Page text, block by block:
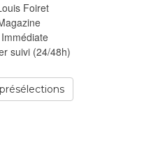
Foiret
Immédiate
suivi (24/48h)